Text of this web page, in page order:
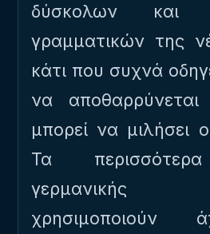
δύσκολων και
γραμματικών της
κάτι που συχνά
να
μπορεί να μιλήσει
Τα περισσότερα
γερμανικής
χρησιμοποιούν